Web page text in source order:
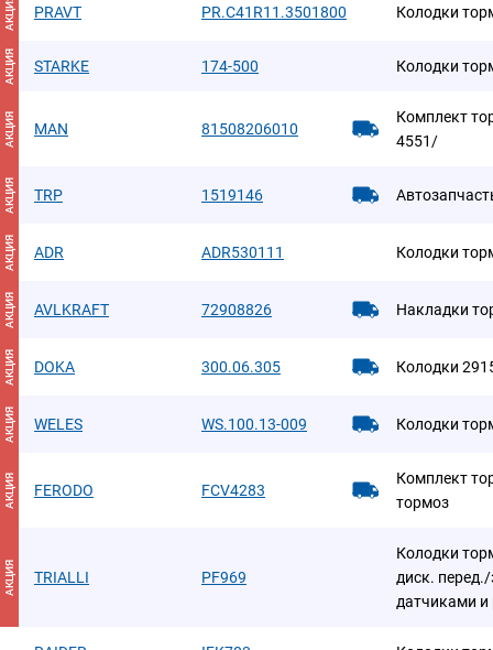
АКЦИЯ PRAVT PR.C41R11.3501800 Колодки
АКЦИЯ STARKE 174-500 Колодки
АКЦИЯ MAN 81508206010
Комплект
4551/
АКЦИЯ TRP 1519146
АКЦИЯ ADR ADR530111 Колодки
АКЦИЯ AVLKRAFT 72908826 Накладки
АКЦИЯ DOKA 300.06.305 Колодки
АКЦИЯ WELES WS.100.13-009 Колодки
АКЦИЯ FERODO FCV4283
Комплект
тормоз
АКЦИЯ TRIALLI PF969
Колодки
диск.
датчиками и